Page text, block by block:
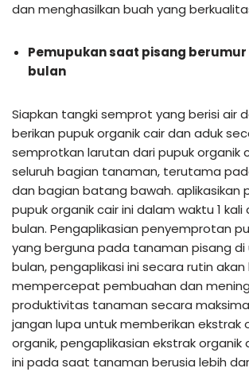
dan menghasilkan buah yang
Pemupukan saat pisang berumur
bulan
Siapkan tangki semprot yang berisi air
berikan pupuk organik cair dan aduk
semprotkan larutan dari pupuk organik
seluruh bagian tanaman, terutama
dan bagian batang bawah. aplikasikan
pupuk organik cair ini dalam waktu 1
bulan. Pengaplikasian penyemprotan
yang berguna pada tanaman pisang di
bulan, pengaplikasi ini secara rutin
mempercepat pembuahan dan
produktivitas tanaman secara
jangan lupa untuk memberikan ekstrak
organik, pengaplikasian ekstrak organik
ini pada saat tanaman berusia lebih